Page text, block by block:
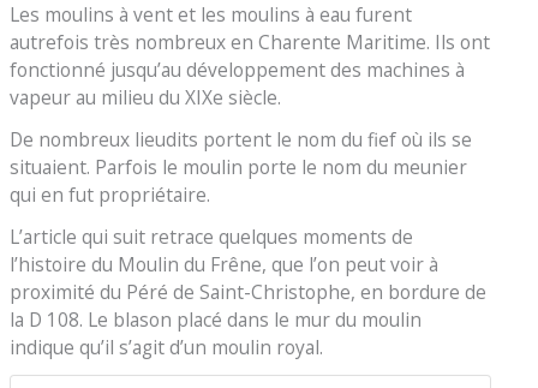
Les moulins à vent et les moulins à eau furent
autrefois très nombreux en Charente Maritime. Ils ont
fonctionné jusqu’au développement des machines à
vapeur au milieu du XIXe siècle.
De nombreux lieudits portent le nom du fief où ils se
situaient. Parfois le moulin porte le nom du meunier
qui en fut propriétaire.
L’article qui suit retrace quelques moments de
l’histoire du Moulin du Frêne, que l’on peut voir à
proximité du Péré de Saint-Christophe, en bordure de
la D 108. Le blason placé dans le mur du moulin
indique qu’il s’agit d’un moulin royal.